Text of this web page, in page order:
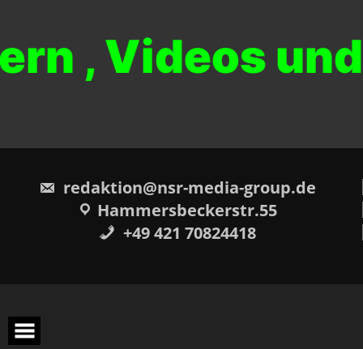
, Videos
redaktion@nsr-media-group.de
Hammersbeckerstr.55
+49 421 70824418